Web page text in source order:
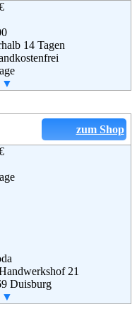
14 Tagen
SAS
Grenoble
▼
zum Shop
21
Duisburg
203 - 4518295
▼